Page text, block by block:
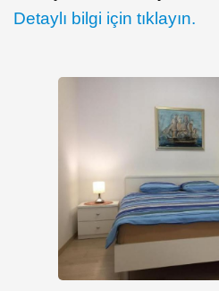
Detaylı bilgi için tıklayın.